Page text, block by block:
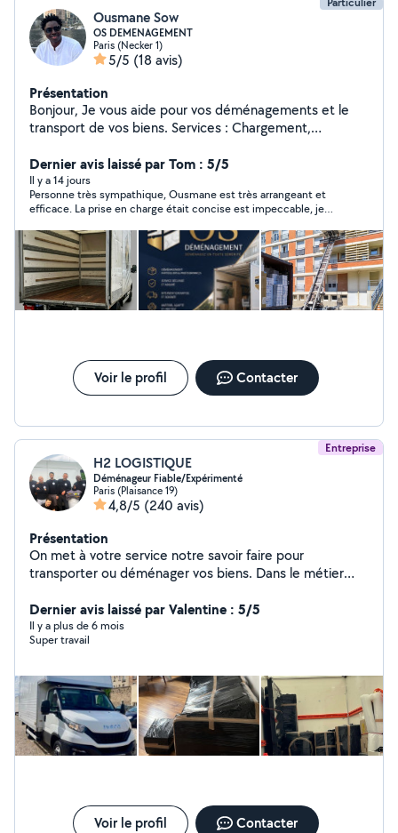
Ousmane Sow
OS DEMENAGEMENT
Paris (Necker 1)
5/5 (18 avis)
Présentation
Bonjour, Je vous aide pour vos déménagements et le
transport de vos biens. Services : Chargement,
faire monter ou descendre des meubles et des objets
volumineux par l'extérieur d'un bâtiment. Atouts :
Efficace, soigneux et habitué aux charges lourdes.
Contactez-moi pour un déménagement en toute
sérénité ! Zéro 7.58.88.55.41
Dernier avis laissé par Tom : 5/5
Il y a 14 jours
Personne très sympathique, Ousmane est très arrangeant et
efficace. La prise en charge était concise est impeccable, je
Voir le profil Contacter
Entreprise
H2 LOGISTIQUE
Déménageur Fiable/Expérimenté
Paris (Plaisance 19)
4,8/5 (240 avis)
Présentation
On met à votre service notre savoir faire pour
transporter ou déménager vos biens. Dans le métier
abordable. 4,9/5 (300+avis Google) H2 Logistique
Dernier avis laissé par Valentine : 5/5
Il y a plus de 6 mois
Super travail
Voir le profil Contacter